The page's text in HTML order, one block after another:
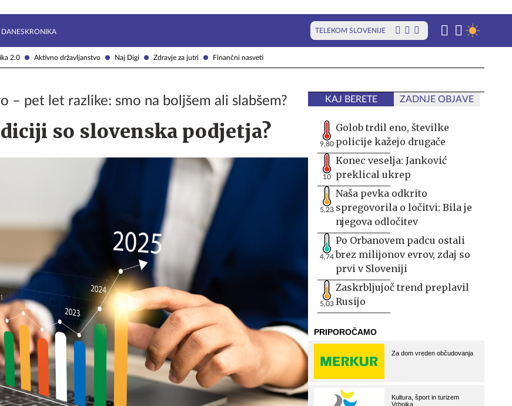
2.0 Aktivno državljanstvo Naj Digi Zdravje za jutri Finančni nasveti
DANESKRONIKA TELEKOM SLOVENIJE
– pet let razlike: smo na boljšem ali slabšem?
so slovenska podjetja?
KAJ BERETE ZADNJE OBJAVE
9,80
Golob trdil eno, številke
policije kažejo drugače
10
Konec veselja: Janković
preklical ukrep
5,23
Naša pevka odkrito
spregovorila o ločitvi: Bila je
njegova odločitev
4,74
Po Orbanovem padcu ostali
brez milijonov evrov, zdaj so
prvi v Sloveniji
5,03
Zaskrbljujoč trend preplavil
Rusijo